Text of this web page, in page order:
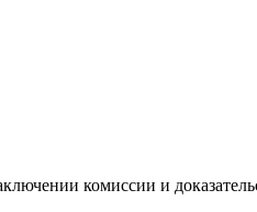
комиссии и